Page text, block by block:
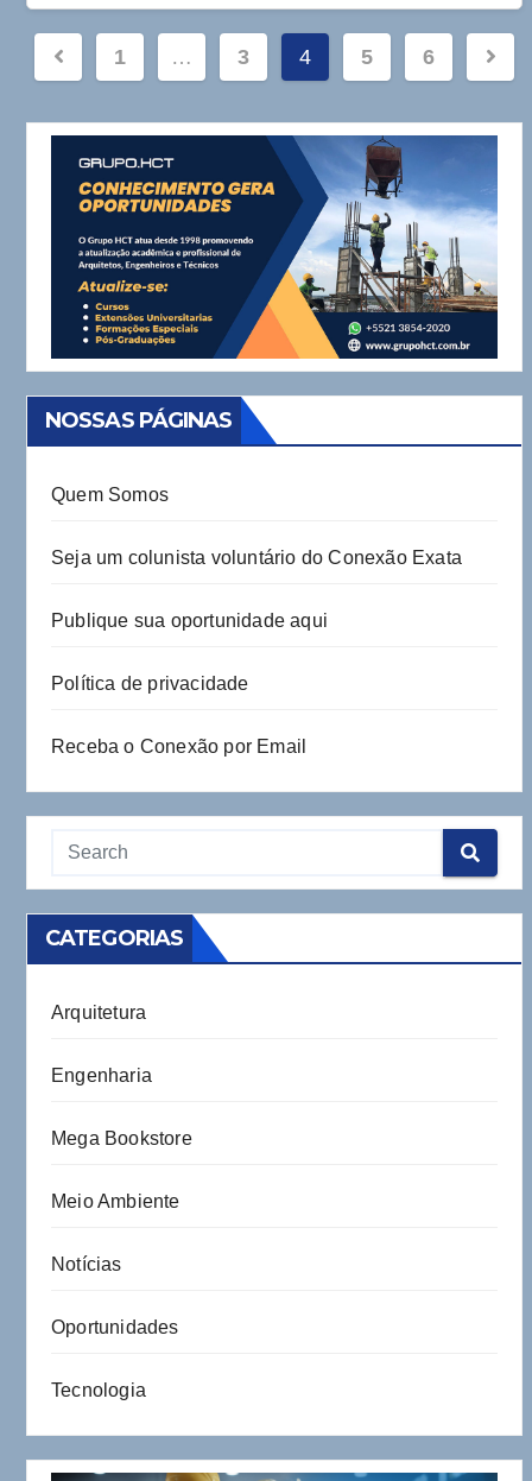
Navegação
posts
1 … 3 4 5 6
NOSSAS PÁGINAS
Quem Somos
Seja um colunista voluntário do Conexão Exata
Publique sua oportunidade aqui
Política de privacidade
Receba o Conexão por Email
CATEGORIAS
Arquitetura
Engenharia
Mega Bookstore
Meio Ambiente
Notícias
Oportunidades
Tecnologia